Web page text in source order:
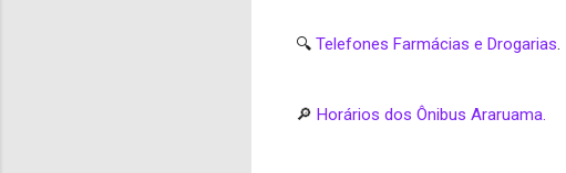
🔍 Telefones Farmácias e Drogarias.
🔎 Horários dos Ônibus Araruama.